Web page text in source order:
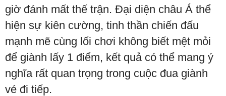
giờ đánh mất thế trận. Đại diện châu Á thể
hiện sự kiên cường, tinh thần chiến đấu
mạnh mẽ cùng lối chơi không biết mệt mỏi
để giành lấy 1 điểm, kết quả có thể mang ý
nghĩa rất quan trọng trong cuộc đua giành
vé đi tiếp.